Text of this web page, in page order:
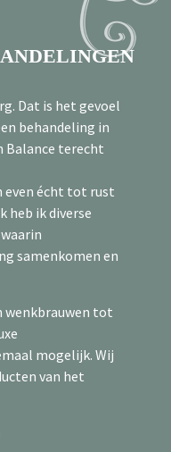
Dat is het gevoel
behandeling in
Balance terecht
even écht tot rust
heb ik diverse
samenkomen en
wenkbrauwen tot
mogelijk. Wij
van het
uw
ons lichaam en
is daarom zaak
jaar goed te
kan voetklachten
deskundige en
Gun uw
door een
maanden per jaar
van de
te
pijn doen, u
en er daardoor
problemen